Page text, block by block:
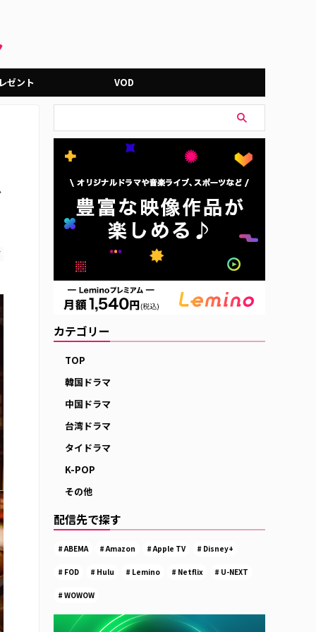
ゼント VOD
カテゴリー
TOP
韓国ドラマ
中国ドラマ
台湾ドラマ
タイドラマ
K-POP
その他
配信先で探す
ABEMA Amazon Apple TV Disney+
FOD Hulu Lemino Netflix U-NEXT
WOWOW